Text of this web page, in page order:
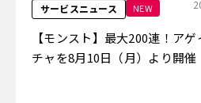
サービスニュース NEW
【モンスト】最大200連！アゲ
チャを8月10日（月）より開催